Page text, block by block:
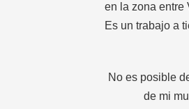
en la zona entre
Es un trabajo a
No es posible
de mi